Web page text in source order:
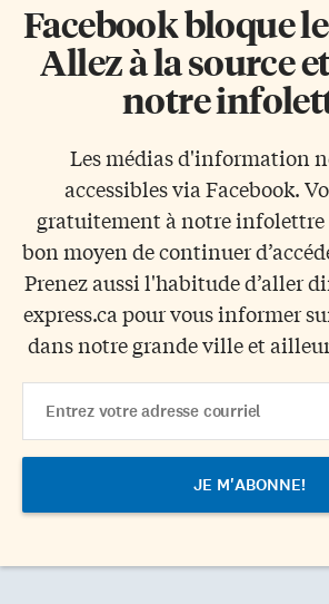
Facebook bloque
Allez à la source
notre
Les médias d'information
accessibles via Facebook.
gratuitement à notre infolettre
bon moyen de continuer
Prenez aussi l'habitude d’aller
express.ca pour vous informer
dans notre grande ville et
Address